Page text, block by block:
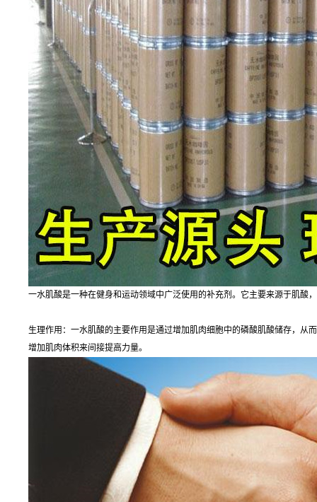
一水肌酸是一种在健身和运动领域中广泛使用的补充剂。它主要来源于肌酸
生理作用：一水肌酸的主要作用是通过增加肌肉细胞中的磷酸肌酸储存，
增加肌肉体积来间接提高力量。